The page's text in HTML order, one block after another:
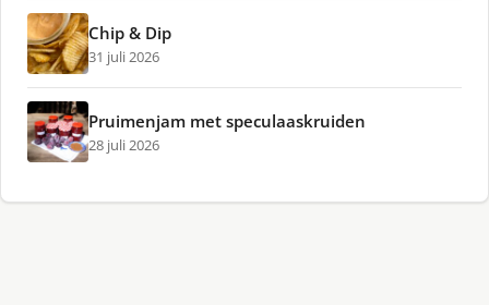
Chip & Dip
31 juli 2026
Pruimenjam met speculaaskruiden
28 juli 2026